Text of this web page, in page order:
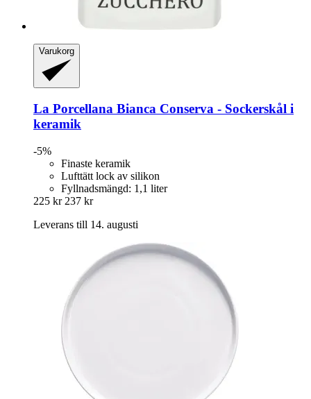
Varukorg
La Porcellana Bianca Conserva -​ Sockerskål i
keramik
-5%
Finaste keramik
Lufttätt lock av silikon
Fyllnadsmängd: 1,1 liter
225 kr 237 kr
Leverans till 14. augusti